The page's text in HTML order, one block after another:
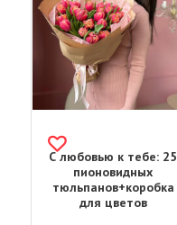
С любовью к тебе: 25
пионовидных
тюльпанов+коробка
для цветов